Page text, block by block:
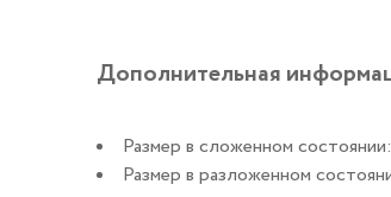
Дополнительная
Размер в сложенном
Размер в разложенном